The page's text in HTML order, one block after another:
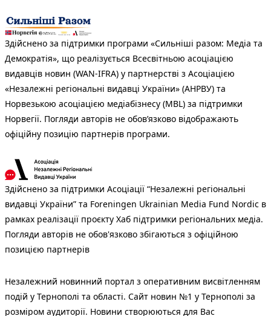
Здійснено за підтримки програми «Сильніші разом: Медіа та
Демократія», що реалізується Всесвітньою асоціацією
видавців новин (WAN-IFRA) у партнерстві з Асоціацією
«Незалежні регіональні видавці України» (АНРВУ) та
Норвезькою асоціацією медіабізнесу (MBL) за підтримки
Норвегії. Погляди авторів не обов’язково відображають
офіційну позицію партнерів програми.
Здійснено за підтримки Асоціації “Незалежні регіональні
видавці України” та Foreningen Ukrainian Media Fund Nordic в
рамках реалізації проєкту Хаб підтримки регіональних медіа.
Погляди авторів не обов'язково збігаються з офіційною
позицією партнерів
Незалежний новинний портал з оперативним висвітленням
подій у Тернополі та області. Сайт новин №1 у Тернополі за
розміром аудиторії. Новини створюються для Вас